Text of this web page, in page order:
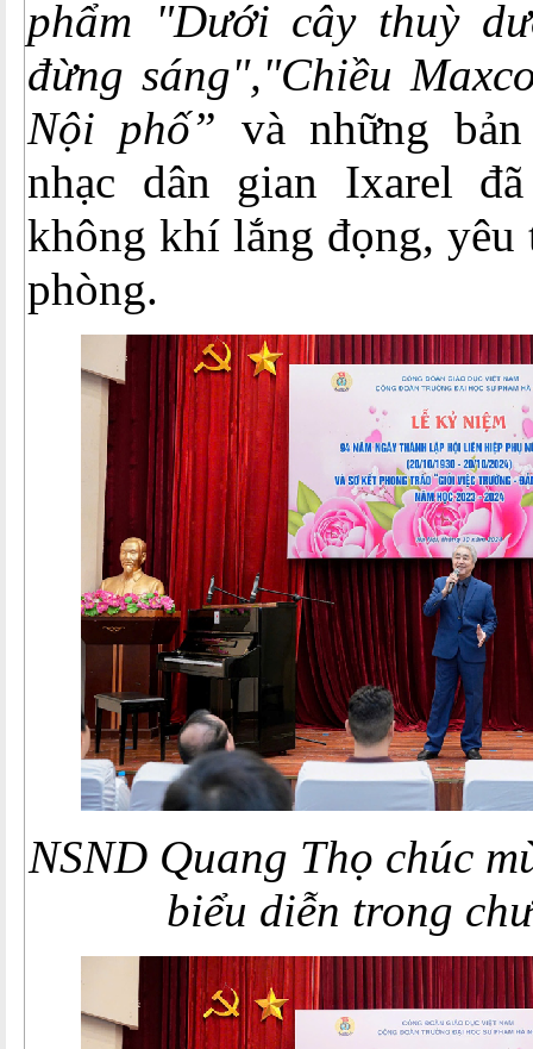
phẩm "Dưới cây thuỳ
đừng sáng","Chiều
Nội phố” và những
nhạc dân gian Ixarel
không khí lắng đọng, yêu
phòng.
NSND Quang Thọ chúc
biểu diễn trong